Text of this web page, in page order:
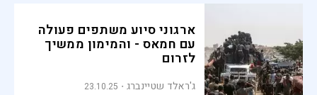
ארגוני סיוע משתפים פעולה
עם חמאס - והמימון ממשיך
לזרום
ג'ראלד שטיינברג 23.10.25